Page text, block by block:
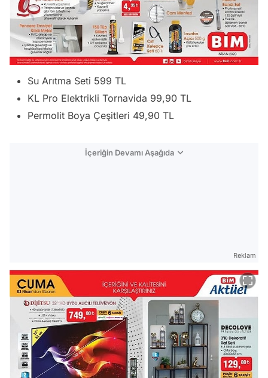
Su Arıtma Seti 599 TL
KL Pro Elektrikli Tornavida 99,90 TL
Permolit Boya Çeşitleri 49,90 TL
İçeriğin Devamı Aşağıda
Reklam